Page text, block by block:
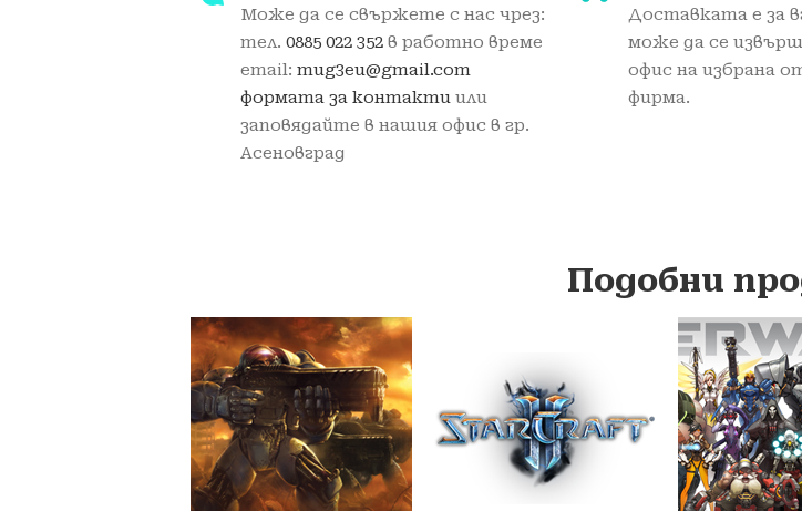
Може да се свържете с нас чрез:
тел. 0885 022 352 в работно време
email: mug3eu@gmail.com
формата за контакти или
заповядайте в нашия офис в гр.
Асеновград
Доставката е за
може да се
офис на избрана
фирма.
Подобни